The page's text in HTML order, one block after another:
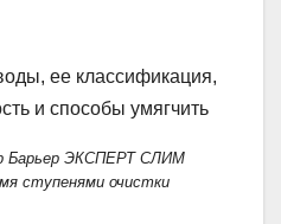
Барьер ЭКСПЕРТ СЛИМ
ступенями очистки